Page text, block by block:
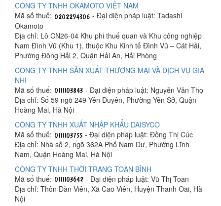
CÔNG TY TNHH OKAMOTO VIỆT NAM
Mã số thuế:
- Đại diện pháp luật: Tadashi
Okamoto
Địa chỉ: Lô CN26-04 Khu phi thuế quan và Khu công nghiệp
Nam Đình Vũ (Khu 1), thuộc Khu Kinh tế Đình Vũ – Cát Hải,
Phường Đông Hải 2, Quận Hải An, Hải Phòng
CÔNG TY TNHH SẢN XUẤT THƯƠNG MẠI VÀ DỊCH VỤ GIA
NHI
Mã số thuế:
- Đại diện pháp luật: Nguyễn Văn Thọ
Địa chỉ: Số 59 ngõ 249 Yên Duyên, Phường Yên Sở, Quận
Hoàng Mai, Hà Nội
CÔNG TY TNHH XUẤT NHẬP KHẨU DAISYCO
Mã số thuế:
- Đại diện pháp luật: Đồng Thị Cúc
Địa chỉ: Nhà số 2, ngõ 362A Phố Nam Dư, Phường Lĩnh
Nam, Quận Hoàng Mai, Hà Nội
CÔNG TY TNHH THỜI TRANG TOAN BÌNH
Mã số thuế:
- Đại diện pháp luật: Vũ Thị Toan
Địa chỉ: Thôn Đàn Viên, Xã Cao Viên, Huyện Thanh Oai, Hà
Nội